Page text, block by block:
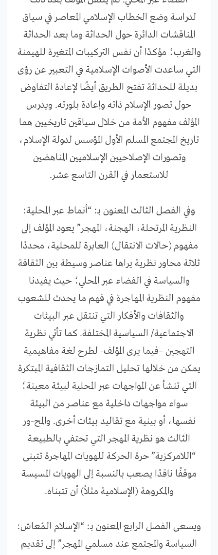
لدراسة وضع الخطاب الإسلامي المعاصر في سياق
المناقشات الدائرة حول الحداثة وما بعد الحداثة
والغرب؛ مؤكدًا أن نفس التركيبات المتغيرة للهيمنة
التي ساعدت الأصوات الإسلامية في التعبير عن رؤى
بديلة للحداثة تفتح الطريق أيضًا لإعادة التفاوض
حول تصور الإسلام ذاته وإعادة بلورته. ويدرس
المؤلف مفهوم الأمة من خلال سياقين تاريخيين هما
تاريخ المجتمع المسلم الأول المؤسس لدولة الإسلام،
وتصورات الإصلاحيين الإسلاميين المناهضين
للاستعمار في القرن التاسع عشر.
وفي الفصل الثالث المعنون بـ: “أنماط عبر المحلية:
النظرية المرتحلة، الهجنة، المهجر” يعود المؤلف إلى
مفهوم (حالات الانتقال) العابرة للمحلية، محددًا
ثلاثة محاور نظرية يراها عناصر وسيطة بين الثقافة
والسياسة في الفضاء عبر المحلي؛ حيث يفيدنا
مفهوم النظرية المهاجرة في فهم ما يحدث للشعوب
والثقافات والأفكار التي تنتقل عبر البيئات
الاجتماعية/ السياسية المختلفة. كما تأتي نظرية
التهجين –فيما يرى المؤلف- لطرح لغة مفاهيمية
يمكن من خلالها تحليل التمازجات الثقافية المبتكرة
التي تنشأ عن المواجهات عبر المحلية لبيئة معينة؛
سواء مواجهات داخلية مع عناصر من البيئة
نفسها، أو بينية مع تقاليد بيئات أخرى. والمح-ور
الثالث هو نظرية المهجر التي تحتفي بالطبيعة
“اللامركزية” حرة الحركة للهويات المهاجرة تتبنى
موقفًا ناقدًا يصعب بالنسبة إلى الهويات المسيسة
والمكروهة (الإسلامية مثلاً) أن تتبناه.
ويسعى الفصل الرابع المعنون بـ: “الإسلام الـمُعاش:
السياسة والمجتمع عند مسلمي المهجر” إلى تقديم